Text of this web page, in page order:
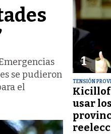
se pudieron
el
1
TENSIÓN
Kicillof
usar